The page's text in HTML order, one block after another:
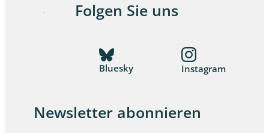
Folgen Sie uns
Bluesky Instagram
Newsletter abonnieren